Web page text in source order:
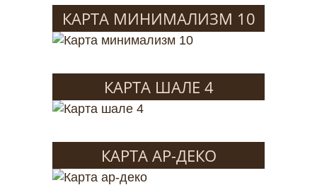
КАРТА МИНИМАЛИЗМ 10
КАРТА ШАЛЕ 4
КАРТА АР-ДЕКО